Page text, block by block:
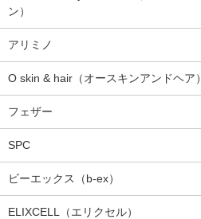
ン）
アリミノ
O skin & hair（オースキンアンドヘア）
フェザー
SPC
ビーエックス（b-ex）
ELIXCELL（エリクセル）